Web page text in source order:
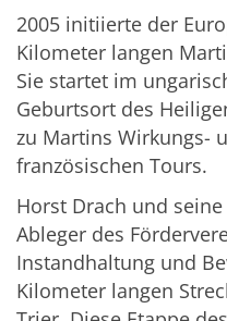
2005 initiierte der
Kilometer langen
Sie startet im
Geburtsort des
zu Martins Wirkungs-
französischen Tours.
Horst Drach und
Ableger des
Instandhaltung und
Kilometer langen